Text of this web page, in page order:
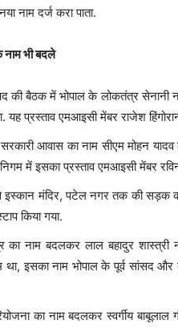
नाम दर्ज करा पाता.
भी बदले
बैठक में भोपाल के लोकतंत्र सेनानी
प्रस्ताव एमआइसी मेंबर राजेश
आवास का नाम सीएम मोहन यादव
में इसका प्रस्ताव एमआइसी मेंबर
मंदिर, पटेल नगर तक की सड़क का
किया गया.
नाम बदलकर लाल बहादुर
था, इसका नाम भोपाल के पूर्व सांसद
का नाम बदलकर स्वर्गीय